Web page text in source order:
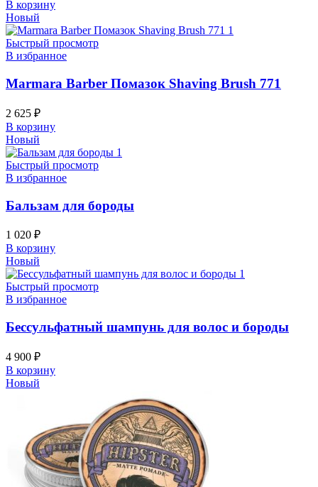
В корзину
Новый
Быстрый просмотр
В избранное
Marmara Barber Помазок Shaving Brush 771
2 625 ₽
В корзину
Новый
Быстрый просмотр
В избранное
Бальзам для бороды
1 020 ₽
В корзину
Новый
Быстрый просмотр
В избранное
Бессульфатный шампунь для волос и бороды
4 900 ₽
В корзину
Новый